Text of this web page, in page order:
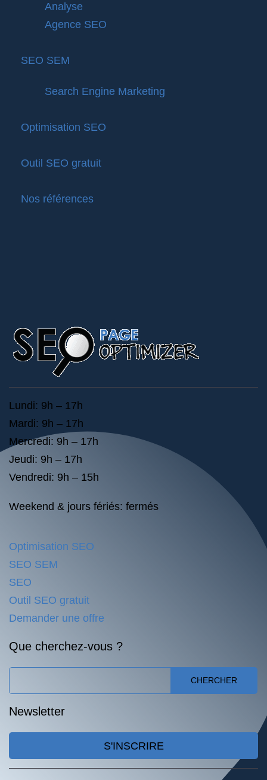
Analyse
Agence SEO
SEO SEM
Search Engine Marketing
Optimisation SEO
Outil SEO gratuit
Nos références
Lundi: 9h – 17h
Mardi: 9h – 17h
Mercredi: 9h – 17h
Jeudi: 9h – 17h
Vendredi: 9h – 15h
Weekend & jours fériés: fermés
Optimisation SEO
SEO SEM
SEO
Outil SEO gratuit
Demander une offre
Que cherchez-vous ?
CHERCHER
Newsletter
S'INSCRIRE